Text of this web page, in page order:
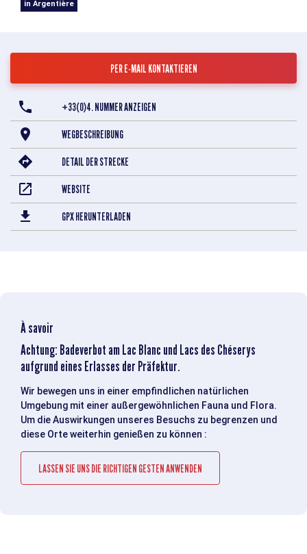
in Argentière
PER E-MAIL KONTAKTIEREN
+33(0)4. NUMMER ANZEIGEN
WEGBESCHREIBUNG
DETAIL DER STRECKE
WEBSITE
GPX HERUNTERLADEN
À savoir
Achtung: Badeverbot am Lac Blanc und Lacs des Chéserys
aufgrund eines Erlasses der Präfektur.
Wir bewegen uns in einer empfindlichen natürlichen
Umgebung mit einer außergewöhnlichen Fauna und Flora.
Um die Auswirkungen unseres Besuchs zu begrenzen und
diese Orte weiterhin genießen zu können :
LASSEN SIE UNS DIE RICHTIGEN GESTEN ANWENDEN